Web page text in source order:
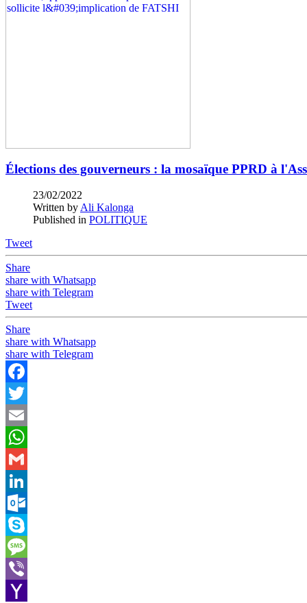
Élections des gouverneurs : la mosaïque PPRD à
23/02/2022
Written by Ali Kalonga
Published in POLITIQUE
Tweet
Share
share with Whatsapp
share with Telegram
Tweet
Share
share with Whatsapp
share with Telegram
Facebook
Twitter
Email
WhatsApp
Gmail
LinkedIn
Outlook.com
Skype
Message
Viber